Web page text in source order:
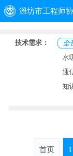
潍坊市工程师
动态资讯
文件下载
技术需求： 全
水
通
知
首页 1